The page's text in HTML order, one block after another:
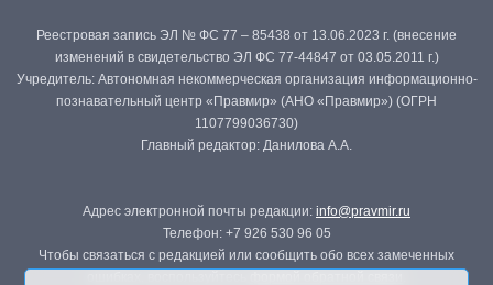
Реестровая запись ЭЛ № ФС 77 – 85438 от 13.06.2023 г. (внесение
изменений в свидетельство ЭЛ ФС 77-44847 от 03.05.2011 г.)
Учредитель: Автономная некоммерческая организация информационно-
познавательный центр «Правмир» (АНО «Правмир») (ОГРН
1107799036730)
Главный редактор: Данилова А.А.
Адрес электронной почты редакции: info@pravmir.ru
Телефон: +7 926 530 96 05
Чтобы связаться с редакцией или сообщить обо всех замеченных